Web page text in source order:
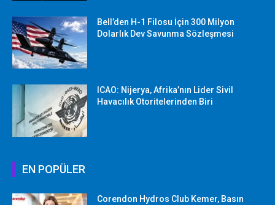
Bell’den H-1 Filosu İçin 300 Milyon
Dolarlık Dev Savunma Sözleşmesi
ICAO: Nijerya, Afrika’nın Lider Sivil
Havacılık Otoritelerinden Biri
EN POPÜLER
Corendon Hydros Club Kemer, Basın